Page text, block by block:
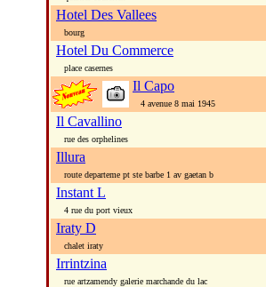
Hotel Des Vallees
bourg
Hotel Du Commerce
place casernes
Il Capo
4 avenue 8 mai 1945
Il Cavallino
rue des orphelines
Illura
route departeme pt ste barbe 1 av gaetan b
Instant L
4 rue du port vieux
Iraty D
chalet iraty
Irrintzina
rue artzamendy galerie marchande du lac